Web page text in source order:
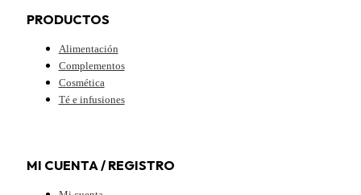
PRODUCTOS
Alimentación
Complementos
Cosmética
Té e infusiones
MI CUENTA / REGISTRO